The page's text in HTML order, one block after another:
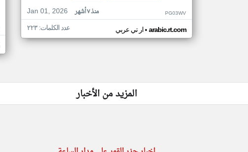
Jan 01, 2026
منذ ٧ أشهر PG03WV
ار تي عربي• arabic.rt.com عدد الكلمات: ٢٢٣
المزيد من الأخبار